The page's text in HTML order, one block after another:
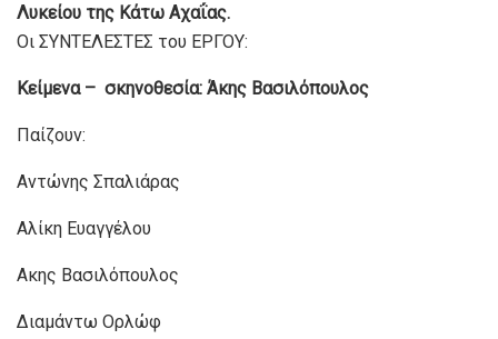
Λυκείου της Κάτω Αχαΐας.
Οι ΣΥΝΤΕΛΕΣΤΕΣ του ΕΡΓΟΥ:
Κείμενα – σκηνοθεσία: Άκης Βασιλόπουλος
Παίζουν:
Αντώνης Σπαλιάρας
Αλίκη Ευαγγέλου
Ακης Βασιλόπουλος
Διαμάντω Ορλώφ